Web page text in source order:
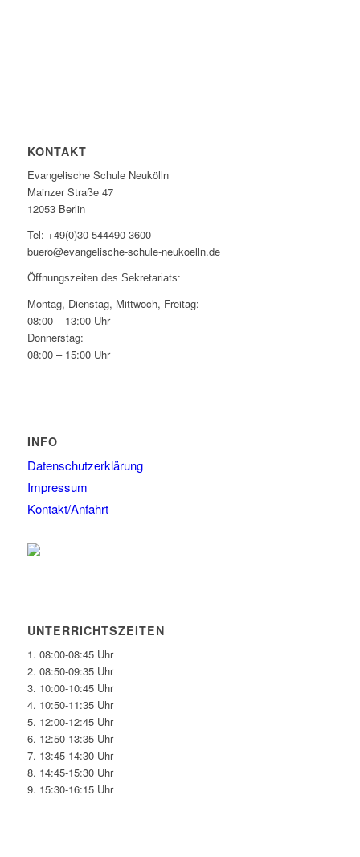
KONTAKT
Evangelische Schule Neukölln
Mainzer Straße 47
12053 Berlin
Tel: +49(0)30-544490-3600
buero@evangelische-schule-neukoelln.de
Öffnungszeiten des Sekretariats:
Montag, Dienstag, Mittwoch, Freitag:
08:00 – 13:00 Uhr
Donnerstag:
08:00 – 15:00 Uhr
INFO
Datenschutzerklärung
Impressum
Kontakt/Anfahrt
UNTERRICHTSZEITEN
1. 08:00-08:45 Uhr
2. 08:50-09:35 Uhr
3. 10:00-10:45 Uhr
4. 10:50-11:35 Uhr
5. 12:00-12:45 Uhr
6. 12:50-13:35 Uhr
7. 13:45-14:30 Uhr
8. 14:45-15:30 Uhr
9. 15:30-16:15 Uhr